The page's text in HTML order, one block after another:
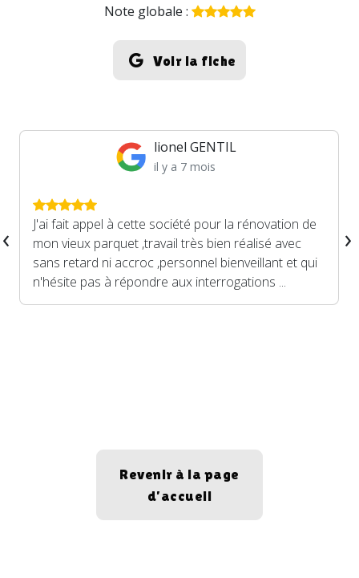
Note globale :
Voir la fiche
lionel GENTIL
il y a 7 mois
J'ai fait appel à cette société pour la rénovation de
mon vieux parquet ,travail très bien réalisé avec
sans retard ni accroc ,personnel bienveillant et qui
n'hésite pas à répondre aux interrogations ...
‹ ›
Revenir à la page
d’accueil